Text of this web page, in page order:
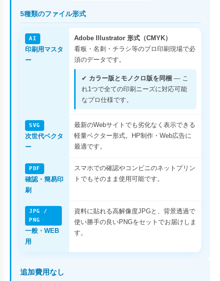
5種類のファイル形式
AI
印刷用マスタ
ー
Adobe Illustrator 形式（CMYK）
看板・名刺・チラシ等のプロ印刷現場で必
須のデータです。
✔ カラー版とモノクロ版を同梱 — こ
れ1つで全ての印刷ニーズに対応可能
なプロ仕様です。
SVG
次世代ベクタ
ー
最新のWebサイトでも劣化なく表示できる
軽量ベクター形式。HP制作・Web広告に
最適です。
PDF
確認・簡易印
刷
スマホでの確認やコンビニのネットプリン
トでもそのまま使用可能です。
JPG /
PNG
一般・WEB
用
資料に貼れる高解像度JPGと、背景透過で
使い勝手の良いPNGをセットでお届けしま
す。
追加費用なし